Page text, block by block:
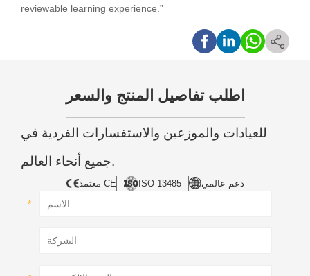
reviewable learning experience.”
اطلب تفاصيل المنتج والسعر
للعيادات والموزعين والاستفسارات الفردية في
جميع أنحاء العالم.
معتمد CE ISO 13485 دعم عالمي